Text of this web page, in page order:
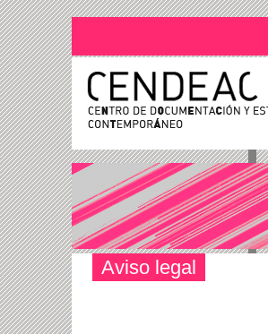
Aviso legal